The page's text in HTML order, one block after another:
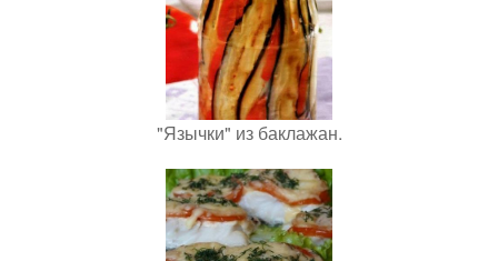
"Язычки" из баклажан.